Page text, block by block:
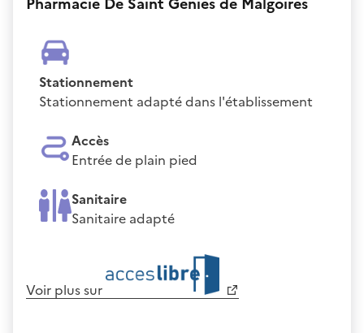
Stationnement
Stationnement adapté dans l'établissement
Accès
Entrée de plain pied
Sanitaire
Sanitaire adapté
Voir plus sur